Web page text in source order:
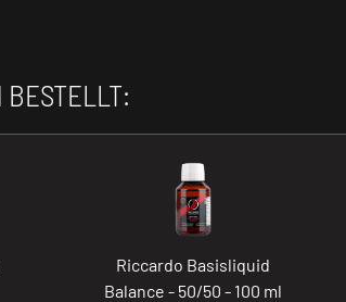
BESTELLT:
Riccardo Basisliquid
Balance - 50/50 - 100 ml